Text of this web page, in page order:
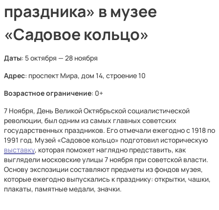
праздника» в музее
«Садовое кольцо»
Даты: 5 октября — 28 ноября
Адрес: проспект Мира, дом 14, строение 10
Возрастное ограничение: 0+
7 Ноября, День Великой Октябрьской социалистической
революции, был одним из самых главных советских
государственных праздников. Его отмечали ежегодно с 1918 по
1991 год. Музей «Садовое кольцо» подготовил историческую
выставку, которая поможет наглядно представить, как
выглядели московские улицы 7 ноября при советской власти.
Основу экспозиции составляют предметы из фондов музея,
которые ежегодно выпускались к празднику: открытки, чашки,
плакаты, памятные медали, значки.